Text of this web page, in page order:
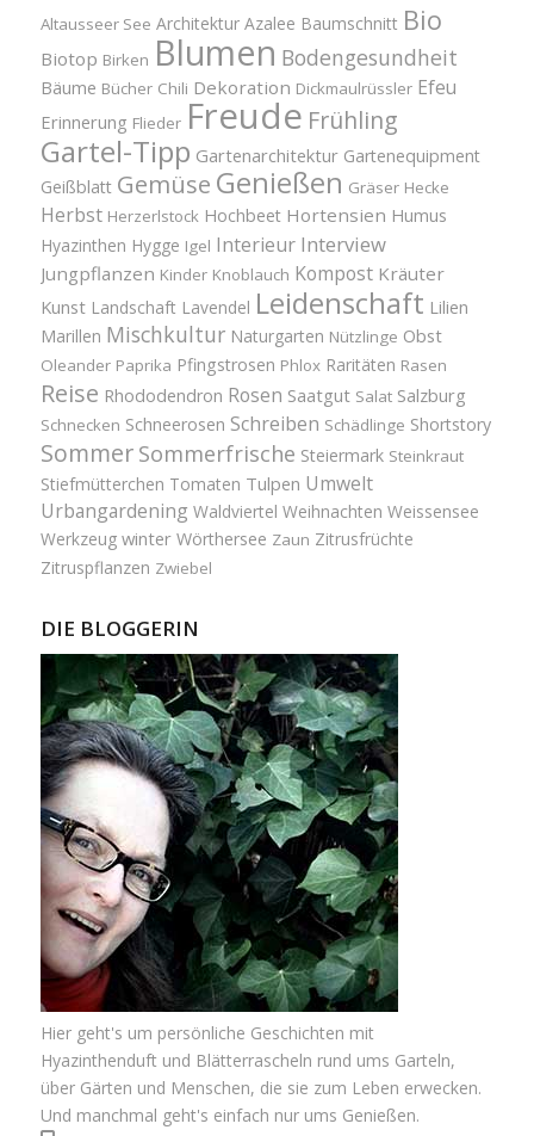
Altausseer See Architektur Azalee Baumschnitt Bio
Biotop Birken Blumen Bodengesundheit
Bäume Bücher Chili Dekoration Dickmaulrüssler Efeu
Erinnerung Flieder Freude Frühling
Gartel-Tipp Gartenarchitektur Gartenequipment
Geißblatt Gemüse Genießen Gräser Hecke
Herbst Herzerlstock Hochbeet Hortensien Humus
Hyazinthen Hygge Igel Interieur Interview
Jungpflanzen Kinder Knoblauch Kompost Kräuter
Kunst Landschaft Lavendel Leidenschaft Lilien
Marillen Mischkultur Naturgarten Nützlinge Obst
Oleander Paprika Pfingstrosen Phlox Raritäten Rasen
Reise Rhododendron Rosen Saatgut Salat Salzburg
Schnecken Schneerosen Schreiben Schädlinge Shortstory
Sommer Sommerfrische Steiermark Steinkraut
Stiefmütterchen Tomaten Tulpen Umwelt
Urbangardening Waldviertel Weihnachten Weissensee
Werkzeug winter Wörthersee Zaun Zitrusfrüchte
Zitruspflanzen Zwiebel
DIE BLOGGERIN
Hier geht's um persönliche Geschichten mit
Hyazinthenduft und Blätterrascheln rund ums Garteln,
über Gärten und Menschen, die sie zum Leben erwecken.
Und manchmal geht's einfach nur ums Genießen.